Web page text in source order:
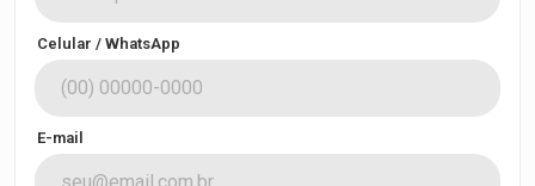
Celular / WhatsApp
E-mail